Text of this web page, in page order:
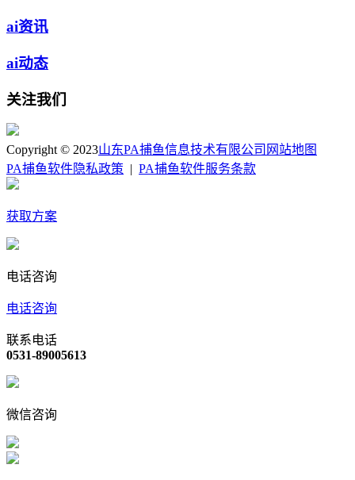
ai资讯
ai动态
关注我们
Copyright © 2023山东PA捕鱼信息技术有限公司 网站地图
PA捕鱼软件隐私政策
PA捕鱼软件服务条款
获取方案
电话咨询
电话咨询
联系电话
0531-89005613
微信咨询